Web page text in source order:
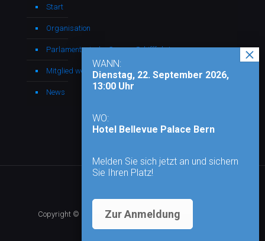
Start
Organisation
Parlamentarische Gruppe Schifffahrt
Mitglied werden
News
Copyright © 2026 - Alle Rechte vorbehalten |
WANN:
Dienstag, 22. September 2026,
13:00 Uhr
WO:
Hotel Bellevue Palace Bern
Melden Sie sich jetzt an und sichern
Sie Ihren Platz!
Zur Anmeldung